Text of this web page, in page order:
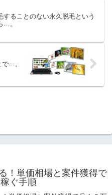
することのない永久脱毛という
…。
…。
！単価相場と案件獲得で
ぐ手順